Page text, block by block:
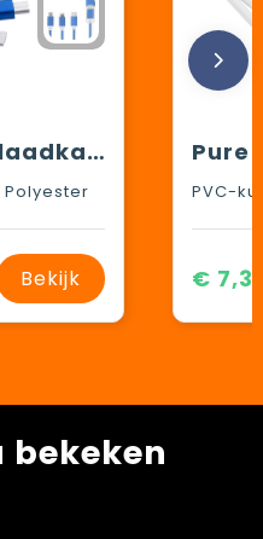
Versatile 5 in 1 oplaadkabel
Bekijk
PVC-
€
bekeken